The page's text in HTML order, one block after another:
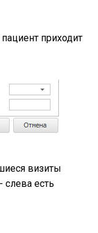
приходит
визиты
есть